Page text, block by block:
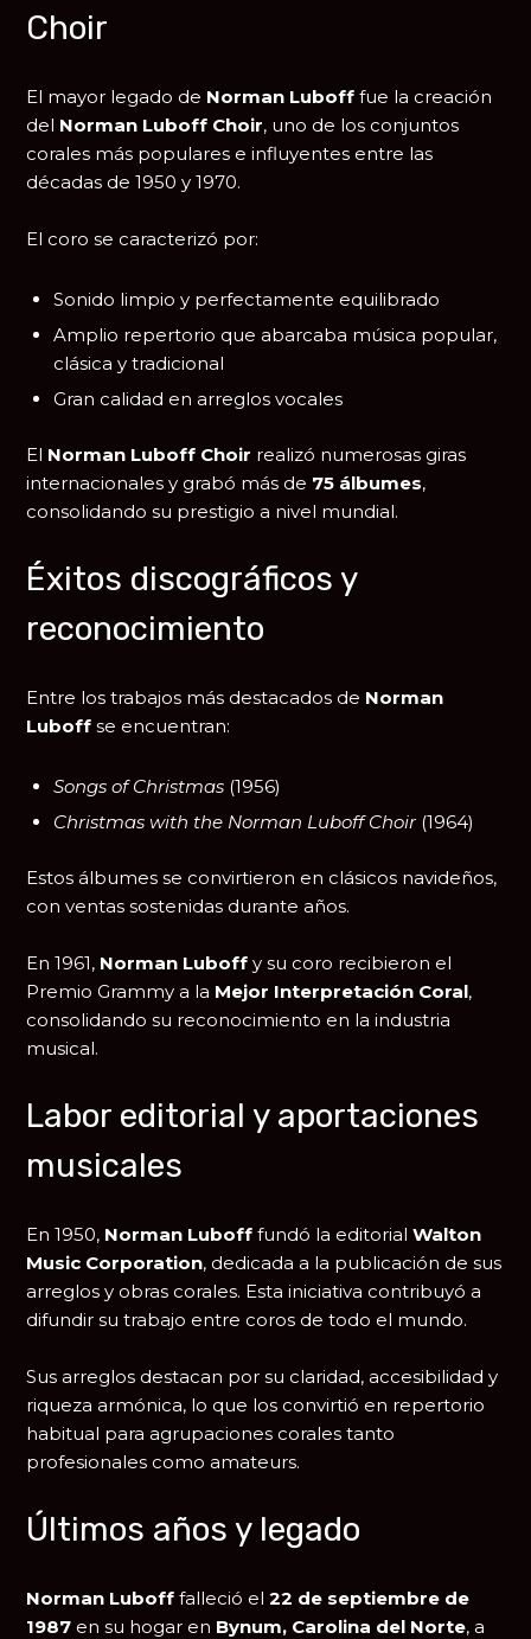
Choir
El mayor legado de Norman Luboff fue la creación
del Norman Luboff Choir, uno de los conjuntos
corales más populares e influyentes entre las
décadas de 1950 y 1970.
El coro se caracterizó por:
Sonido limpio y perfectamente equilibrado
Amplio repertorio que abarcaba música popular,
clásica y tradicional
Gran calidad en arreglos vocales
El Norman Luboff Choir realizó numerosas giras
internacionales y grabó más de 75 álbumes,
consolidando su prestigio a nivel mundial.
Éxitos discográficos y
reconocimiento
Entre los trabajos más destacados de Norman
Luboff se encuentran:
Songs of Christmas (1956)
Christmas with the Norman Luboff Choir(1964)
Estos álbumes se convirtieron en clásicos navideños,
con ventas sostenidas durante años.
En 1961, Norman Luboff y su coro recibieron el
Premio Grammy a la Mejor Interpretación Coral,
consolidando su reconocimiento en la industria
musical.
Labor editorial y aportaciones
musicales
En 1950, Norman Luboff fundó la editorialWalton
Music Corporation, dedicada a la publicación de sus
arreglos y obras corales. Esta iniciativa contribuyó a
difundir su trabajo entre coros de todo el mundo.
Sus arreglos destacan por su claridad, accesibilidad y
riqueza armónica, lo que los convirtió en repertorio
habitual para agrupaciones corales tanto
profesionales como amateurs.
Últimos años y legado
Norman Luboff falleció el22 de septiembre de
1987 en su hogar en Bynum, Carolina del Norte, a